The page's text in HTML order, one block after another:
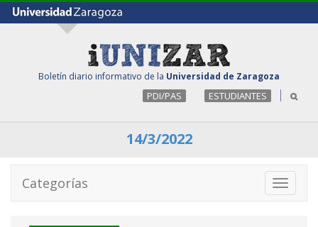
Boletín diario informativo de la Universidad de Zaragoza
PDI/PAS ESTUDIANTES
14/3/2022
Toggle
Categorías